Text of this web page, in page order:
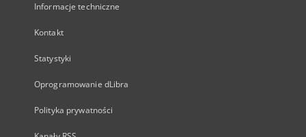
Informacje techniczne
Kontakt
Statystyki
Oprogramowanie dLibra
Polityka prywatności